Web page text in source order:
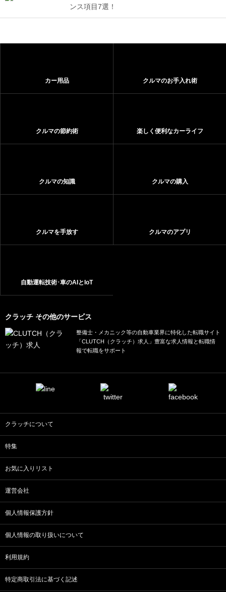
ンス項目7選！
カー用品 クルマのお手入れ術
クルマの節約術 楽しく便利なカーライフ
クルマの知識 クルマの購入
クルマを手放す クルマのアプリ
自動運転技術･車のAIとIoT
クラッチ その他のサービス
整備士・メカニック等の自動車業界に特化した転職サイト
「CLUTCH（クラッチ）求人」豊富な求人情報と転職情
報で転職をサポート
クラッチについて
特集
お気に入りリスト
運営会社
個人情報保護方針
個人情報の取り扱いについて
利用規約
特定商取引法に基づく記述